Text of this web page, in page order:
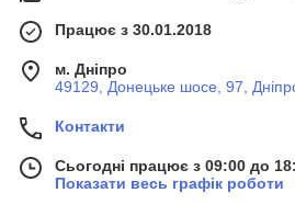
Працює з 30.01.2018
м. Дніпро
49129, Донецьке шосе, 97,
Контакти
Сьогодні працює з 09:00 до
Показати весь графік роботи